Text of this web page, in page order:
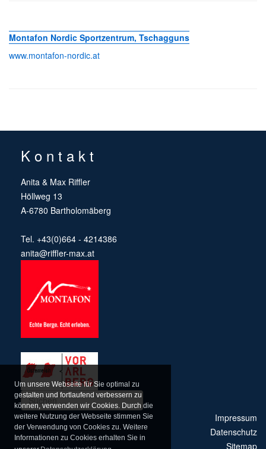
Um unsere Webseite für Sie optimal zu
gestalten und fortlaufend verbessern zu
können, verwenden wir Cookies. Durch die
weitere Nutzung der Webseite stimmen Sie
der Verwendung von Cookies zu. Weitere
Informationen zu Cookies erhalten Sie in
Montafon Nordic Sportzentrum, Tschagguns
www.montafon-nordic.at
K o n t a k t
Anita & Max Riffler
Höllweg 13
A-6780 Bartholomäberg
Tel. +43(0)664 - 4214386
anita@riffler-max.at
Impressum
Datenschutz
Sitemap